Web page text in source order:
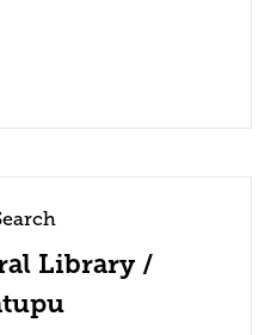
Library /